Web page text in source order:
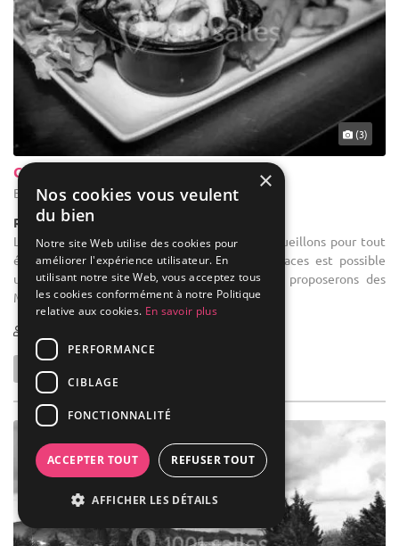
(3)
Chez L'ours
Bayonne - Pyrénées-Atlantiques (64)
Restaurant / Traditionnel
Location de salle de réception : Nous vous accueillons pour tout
événement privé. La privatisation de nos espaces est possible
uniquement avec la restauration. Nous vous proposerons des
Menus adaptés à ...
×
Nos cookies vous veulent
du bien
Notre site Web utilise des cookies pour
améliorer l'expérience utilisateur. En
utilisant notre site Web, vous acceptez tous
les cookies conformément à notre Politique
relative aux cookies. En savoir plus
PERFORMANCE
CIBLAGE
FONCTIONNALITÉ
ACCEPTER TOUT REFUSER TOUT
AFFICHER LES DÉTAILS